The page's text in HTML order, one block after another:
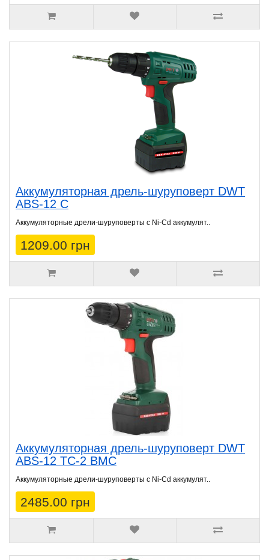
Аккумуляторная дрель-шуруповерт DWT
ABS-12 C
Аккумуляторные дрели-шуруповерты с Ni-Cd аккумулят..
1209.00 грн
Аккумуляторная дрель-шуруповерт DWT
ABS-12 TC-2 BMC
Аккумуляторные дрели-шуруповерты с Ni-Cd аккумулят..
2485.00 грн